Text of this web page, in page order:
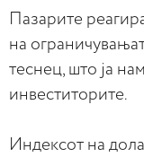
Пазарите
на
теснец, што ја
инвеститорите.
Индексот на